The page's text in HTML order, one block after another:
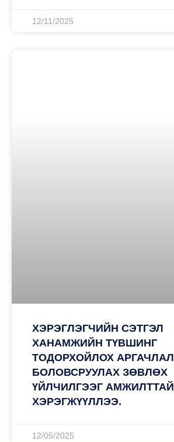
12/11/2025
ХЭРЭГЛЭГЧИЙН СЭТГЭЛ
ХАНАМЖИЙН ТҮВШИНГ
ТОДОРХОЙЛОХ АРГАЧЛАЛ
БОЛОВСРУУЛАХ ЗӨВЛӨХ
ҮЙЛЧИЛГЭЭГ АМЖИЛТТАЙ
ХЭРЭГЖҮҮЛЛЭЭ.
12/05/2025